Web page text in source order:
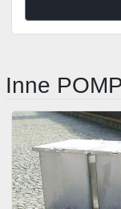
Inne